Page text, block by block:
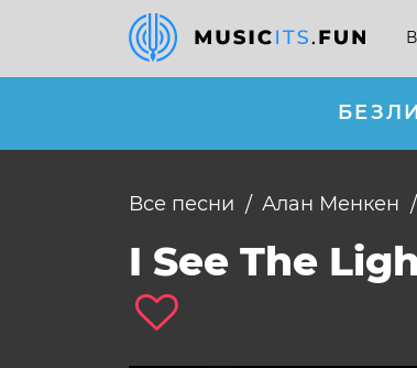
Все песни Алан Менкен
I See The